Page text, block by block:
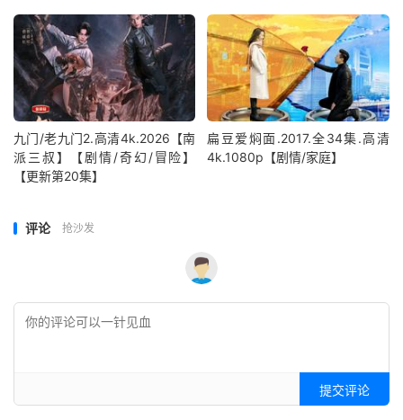
九门/老九门2.高清4k.2026【南
派三叔】【剧情/奇幻/冒险】
【更新第20集】
扁豆爱焖面.2017.全34集.高清
4k.1080p【剧情/家庭】
评论 抢沙发
提交评论